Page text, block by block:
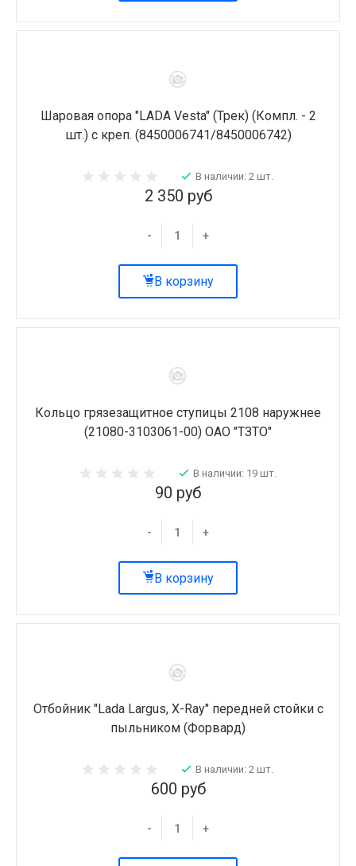
Шаровая опора "LADA Vesta" (Трек) (Компл. - 2
шт.) с креп. (8450006741/8450006742)
В наличии: 2 шт.
2 350 руб
- +
В корзину
Кольцо грязезащитное ступицы 2108 наружнее
(21080-3103061-00) ОАО "ТЗТО"
В наличии: 19 шт.
90 руб
- +
В корзину
Отбойник "Lada Largus, X-Ray" передней стойки с
пыльником (Форвард)
В наличии: 2 шт.
600 руб
- +